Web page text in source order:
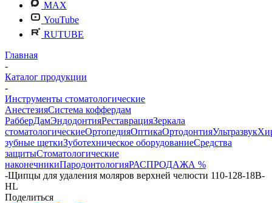
MAX
YouTube
RUTUBE
Главная
-
Каталог продукции
-
Инструменты стоматологические
АнестезияСистема коффердам
РабберДамЭндодонтияРеставрацияЗеркала
стоматологическиеОртопедияОптикаОртодонтияУльтразвук
зубные щеткиЗуботехническое оборудованиеСредства
защитыСтоматологические
наконечникиПародонтологияРАСПРОДАЖА %
-Щипцы для удаления моляров верхней челюсти 110-128-18B-
HL
Поделиться